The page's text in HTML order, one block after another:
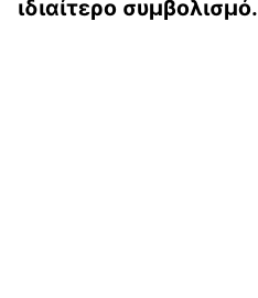
ιδιαίτερο συμβολισμό.